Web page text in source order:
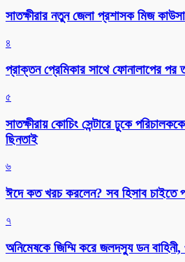
সাতক্ষীরার নতুন জেলা প্রশাসক মিজ
৪
প্রাক্তন প্রেমিকার সাথে ফোনালাপের পর
৫
সাতক্ষীরায় কোচিং সেন্টারে ঢুকে
ছিনতাই
৬
ঈদে কত খরচ করলেন? সব হিসাব চাইতে
৭
অনিমেষকে জিম্মি করে জলদস্যু ডন